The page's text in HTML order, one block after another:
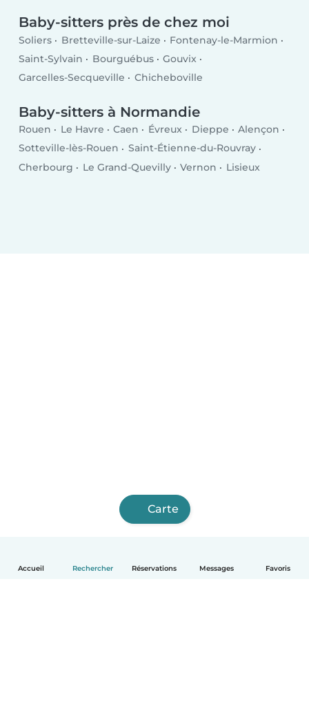
Accueil Rechercher Réservations Messages Favoris
Baby-sitters près de chez moi
Soliers Bretteville-sur-Laize
Fontenay-le-Marmion
Saint-Sylvain
Bourguébus
Gouvix
Garcelles-Secqueville
Chicheboville
Baby-sitters à Normandie
Rouen Le Havre Caen Évreux Dieppe
Alençon
Sotteville-lès-Rouen
Saint-Étienne-du-Rouvray
Cherbourg
Le Grand-Quevilly Vernon Lisieux
Carte